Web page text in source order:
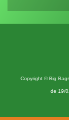
Copyright © Big
de 19/